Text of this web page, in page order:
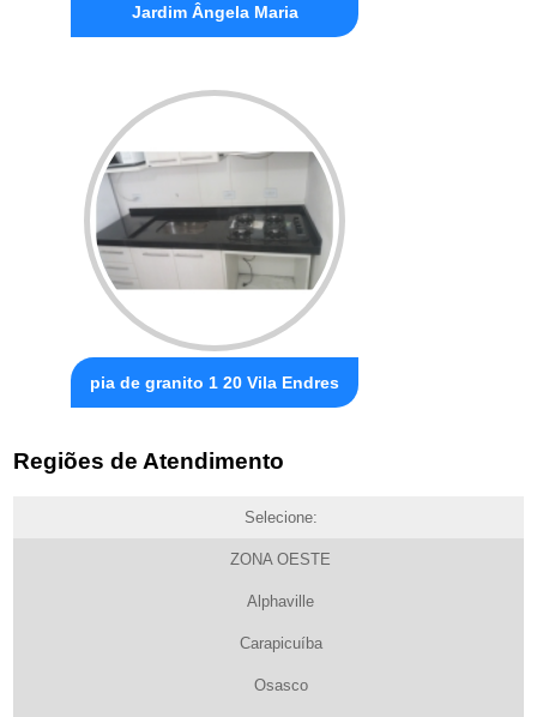
Jardim Ângela Maria
pia de granito 1 20 Vila Endres
Regiões de Atendimento
Selecione:
ZONA OESTE
Alphaville
Carapicuíba
Osasco